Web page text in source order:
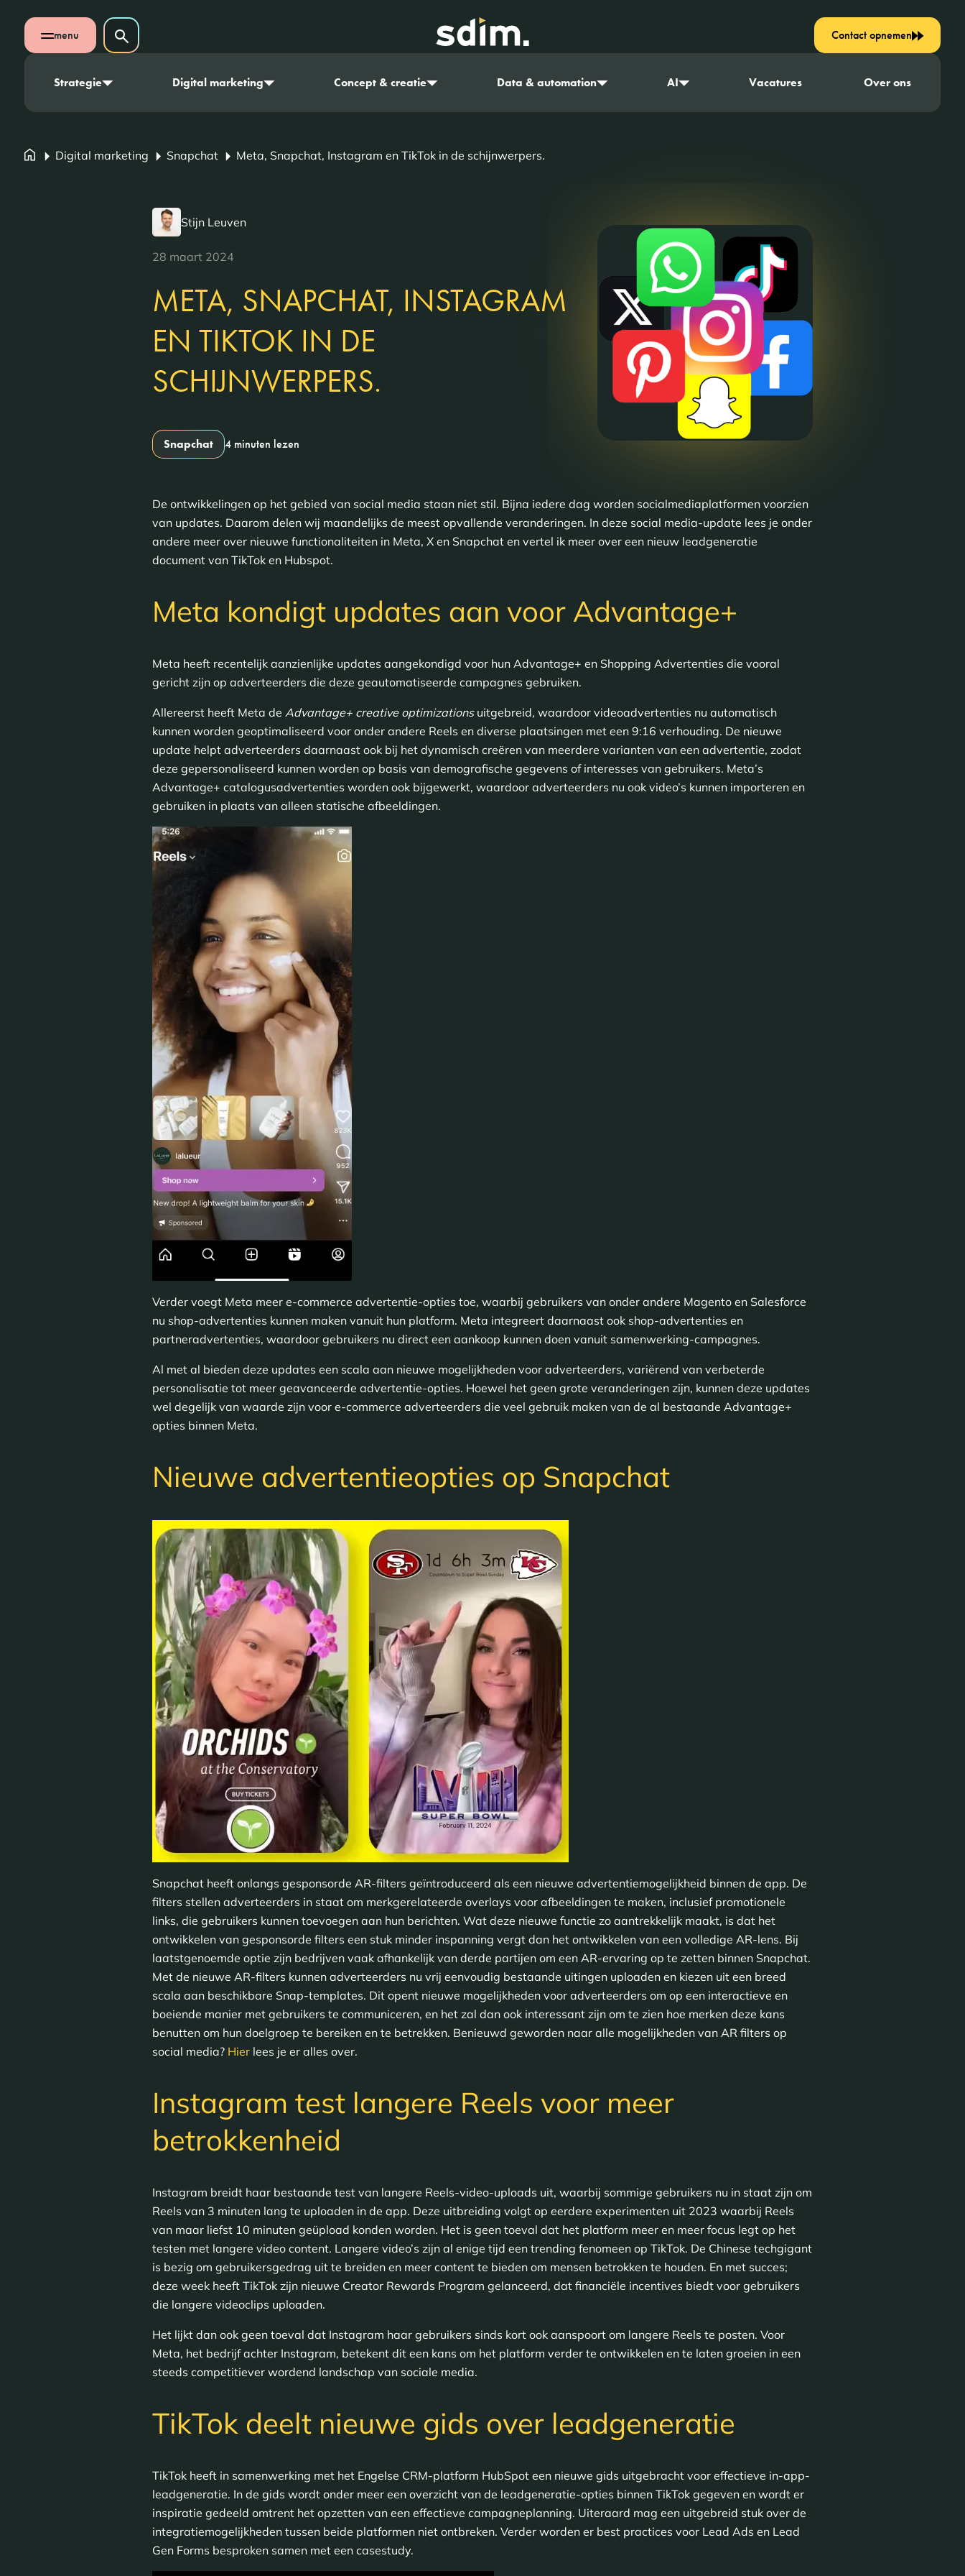
Navigatie overslaan
Open mobiel menu
menu Zoeken op website
Zoeken
Strategie Digital marketing Concept & creatie Data & automation AI Vacatures Over ons
Contact opnemen
Digital marketing Snapchat Meta, Snapchat, Instagram en TikTok in de schijnwerpers.
Stijn Leuven
28 maart 2024
META, SNAPCHAT, INSTAGRAM
EN TIKTOK IN DE
SCHIJNWERPERS.
Snapchat 4 minuten lezen
De ontwikkelingen op het gebied van social media staan niet stil. Bijna iedere dag worden socialmediaplatformen voorzien
van updates. Daarom delen wij maandelijks de meest opvallende veranderingen. In deze social media-update lees je onder
andere meer over nieuwe functionaliteiten in Meta, X en Snapchat en vertel ik meer over een nieuw leadgeneratie
document van TikTok en Hubspot.
Meta kondigt updates aan voor Advantage+
Meta heeft recentelijk aanzienlijke updates aangekondigd voor hun Advantage+ en Shopping Advertenties die vooral
gericht zijn op adverteerders die deze geautomatiseerde campagnes gebruiken.
Allereerst heeft Meta de Advantage+ creative optimizations uitgebreid, waardoor videoadvertenties nu automatisch
kunnen worden geoptimaliseerd voor onder andere Reels en diverse plaatsingen met een 9:16 verhouding. De nieuwe
update helpt adverteerders daarnaast ook bij het dynamisch creëren van meerdere varianten van een advertentie, zodat
deze gepersonaliseerd kunnen worden op basis van demografische gegevens of interesses van gebruikers. Meta’s
Advantage+ catalogusadvertenties worden ook bijgewerkt, waardoor adverteerders nu ook video’s kunnen importeren en
gebruiken in plaats van alleen statische afbeeldingen.
Verder voegt Meta meer e-commerce advertentie-opties toe, waarbij gebruikers van onder andere Magento en Salesforce
nu shop-advertenties kunnen maken vanuit hun platform. Meta integreert daarnaast ook shop-advertenties en
partneradvertenties, waardoor gebruikers nu direct een aankoop kunnen doen vanuit samenwerking-campagnes.
Al met al bieden deze updates een scala aan nieuwe mogelijkheden voor adverteerders, variërend van verbeterde
personalisatie tot meer geavanceerde advertentie-opties. Hoewel het geen grote veranderingen zijn, kunnen deze updates
wel degelijk van waarde zijn voor e-commerce adverteerders die veel gebruik maken van de al bestaande Advantage+
opties binnen Meta.
Nieuwe advertentieopties op Snapchat
Snapchat heeft onlangs gesponsorde AR-filters geïntroduceerd als een nieuwe advertentiemogelijkheid binnen de app. De
filters stellen adverteerders in staat om merkgerelateerde overlays voor afbeeldingen te maken, inclusief promotionele
links, die gebruikers kunnen toevoegen aan hun berichten. Wat deze nieuwe functie zo aantrekkelijk maakt, is dat het
ontwikkelen van gesponsorde filters een stuk minder inspanning vergt dan het ontwikkelen van een volledige AR-lens. Bij
laatstgenoemde optie zijn bedrijven vaak afhankelijk van derde partijen om een AR-ervaring op te zetten binnen Snapchat.
Met de nieuwe AR-filters kunnen adverteerders nu vrij eenvoudig bestaande uitingen uploaden en kiezen uit een breed
scala aan beschikbare Snap-templates. Dit opent nieuwe mogelijkheden voor adverteerders om op een interactieve en
boeiende manier met gebruikers te communiceren, en het zal dan ook interessant zijn om te zien hoe merken deze kans
benutten om hun doelgroep te bereiken en te betrekken. Benieuwd geworden naar alle mogelijkheden van AR filters op
social media? Hierlees je er alles over.
Instagram test langere Reels voor meer
betrokkenheid
Instagram breidt haar bestaande test van langere Reels-video-uploads uit, waarbij sommige gebruikers nu in staat zijn om
Reels van 3 minuten lang te uploaden in de app. Deze uitbreiding volgt op eerdere experimenten uit 2023 waarbij Reels
van maar liefst 10 minuten geüpload konden worden. Het is geen toeval dat het platform meer en meer focus legt op het
testen met langere video content. Langere video’s zijn al enige tijd een trending fenomeen op TikTok. De Chinese techgigant
is bezig om gebruikersgedrag uit te breiden en meer content te bieden om mensen betrokken te houden. En met succes;
deze week heeft TikTok zijn nieuwe Creator Rewards Program gelanceerd, dat financiële incentives biedt voor gebruikers
die langere videoclips uploaden.
Het lijkt dan ook geen toeval dat Instagram haar gebruikers sinds kort ook aanspoort om langere Reels te posten. Voor
Meta, het bedrijf achter Instagram, betekent dit een kans om het platform verder te ontwikkelen en te laten groeien in een
steeds competitiever wordend landschap van sociale media.
TikTok deelt nieuwe gids over leadgeneratie
TikTok heeft in samenwerking met het Engelse CRM-platform HubSpot een nieuwe gids uitgebracht voor effectieve in-app-
leadgeneratie. In de gids wordt onder meer een overzicht van de leadgeneratie-opties binnen TikTok gegeven en wordt er
inspiratie gedeeld omtrent het opzetten van een effectieve campagneplanning. Uiteraard mag een uitgebreid stuk over de
integratiemogelijkheden tussen beide platformen niet ontbreken. Verder worden er best practices voor Lead Ads en Lead
Gen Forms besproken samen met een casestudy.